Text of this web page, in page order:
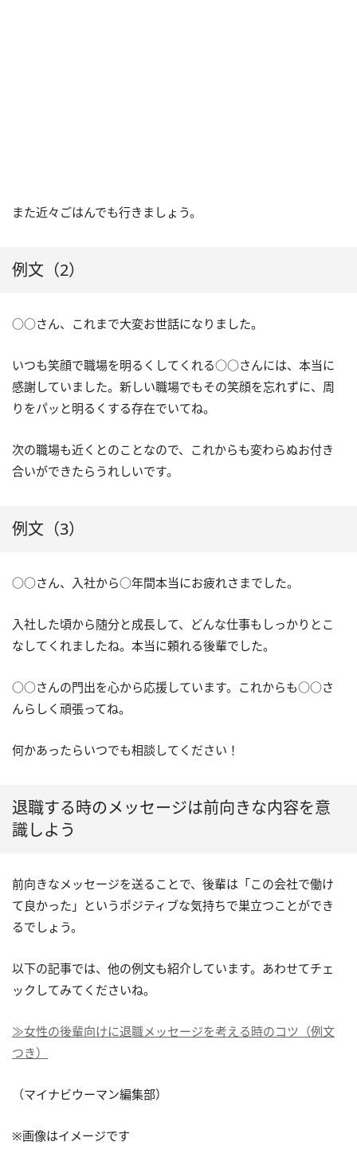
また近々ごはんでも行きましょう。
例文（2）
○○さん、これまで大変お世話になりました。
いつも笑顔で職場を明るくしてくれる○○さんには、本当に
感謝していました。新しい職場でもその笑顔を忘れずに、周
りをパッと明るくする存在でいてね。
次の職場も近くとのことなので、これからも変わらぬお付き
合いができたらうれしいです。
例文（3）
○○さん、入社から○年間本当にお疲れさまでした。
入社した頃から随分と成長して、どんな仕事もしっかりとこ
なしてくれましたね。本当に頼れる後輩でした。
○○さんの門出を心から応援しています。これからも○○さ
んらしく頑張ってね。
何かあったらいつでも相談してください！
退職する時のメッセージは前向きな内容を意
識しよう
前向きなメッセージを送ることで、後輩は「この会社で働け
て良かった」というポジティブな気持ちで巣立つことができ
るでしょう。
以下の記事では、他の例文も紹介しています。あわせてチェ
ックしてみてくださいね。
≫女性の後輩向けに退職メッセージを考える時のコツ（例文
つき）
（マイナビウーマン編集部）
※画像はイメージです